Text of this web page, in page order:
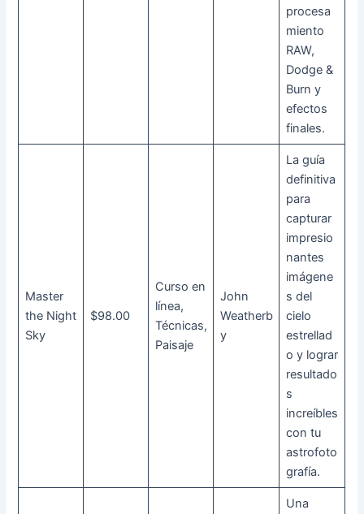
procesa
miento
RAW,
Dodge &
Burn y
efectos
finales.
Master
the Night
Sky
$98.00
Curso en
línea,
Técnicas,
Paisaje
John
Weatherb
y
La guía
definitiva
para
capturar
impresio
nantes
imágene
s del
cielo
estrellad
o y lograr
resultado
s
increíbles
con tu
astrofoto
grafía.
Una